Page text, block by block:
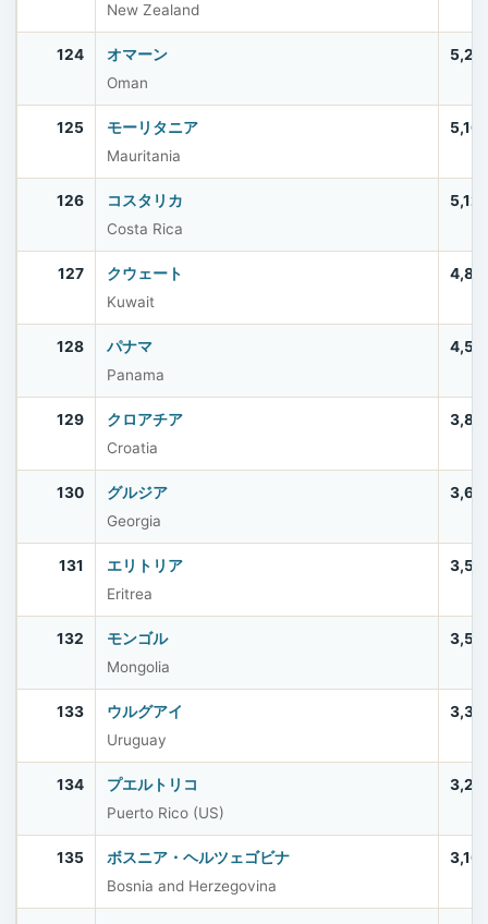
New Zealand
124
オマーン
Oman
125
モーリタニア
Mauritania
126
コスタリカ
Costa Rica
127
クウェート
Kuwait
128
パナマ
Panama
129
クロアチア
Croatia
130
グルジア
Georgia
131
エリトリア
Eritrea
132
モンゴル
Mongolia
133
ウルグアイ
Uruguay
134
プエルトリコ
Puerto Rico (US)
135
ボスニア・ヘルツェゴビナ
Bosnia and Herzegovina